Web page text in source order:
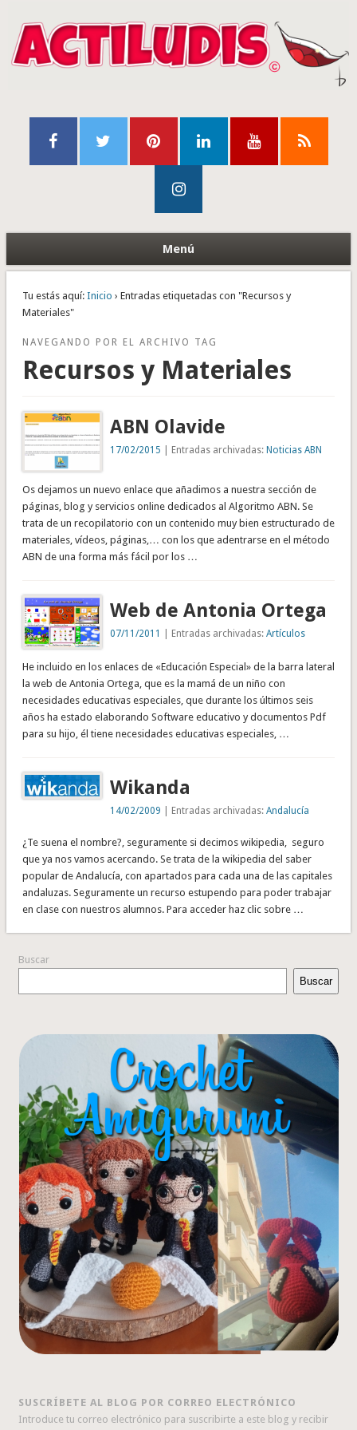
Menú
Tu estás aquí: Inicio › Entradas etiquetadas con "Recursos y
Materiales"
NAVEGANDO POR EL ARCHIVO TAG
Recursos y Materiales
ABN Olavide
17/02/2015 | Entradas archivadas:Noticias ABN
Os dejamos un nuevo enlace que añadimos a nuestra sección de
páginas, blog y servicios online dedicados al Algoritmo ABN. Se
trata de un recopilatorio con un contenido muy bien estructurado de
materiales, vídeos, páginas,… con los que adentrarse en el método
ABN de una forma más fácil por los …
Web de Antonia Ortega
07/11/2011 | Entradas archivadas:Artículos
He incluido en los enlaces de «Educación Especial» de la barra lateral
la web de Antonia Ortega, que es la mamá de un niño con
necesidades educativas especiales, que durante los últimos seis
años ha estado elaborando Software educativo y documentos Pdf
para su hijo, él tiene necesidades educativas especiales, …
Wikanda
14/02/2009 | Entradas archivadas:Andalucía
¿Te suena el nombre?, seguramente si decimos wikipedia, seguro
que ya nos vamos acercando. Se trata de la wikipedia del saber
popular de Andalucía, con apartados para cada una de las capitales
andaluzas. Seguramente un recurso estupendo para poder trabajar
en clase con nuestros alumnos. Para acceder haz clic sobre …
Buscar
Buscar
SUSCRÍBETE AL BLOG POR CORREO ELECTRÓNICO
Introduce tu correo electrónico para suscribirte a este blog y recibir